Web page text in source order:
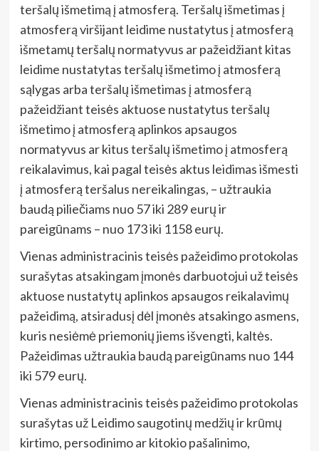
teršalų išmetimą į atmosferą. Teršalų išmetimas į
atmosferą viršijant leidime nustatytus į atmosferą
išmetamų teršalų normatyvus ar pažeidžiant kitas
leidime nustatytas teršalų išmetimo į atmosferą
sąlygas arba teršalų išmetimas į atmosferą
pažeidžiant teisės aktuose nustatytus teršalų
išmetimo į atmosferą aplinkos apsaugos
normatyvus ar kitus teršalų išmetimo į atmosferą
reikalavimus, kai pagal teisės aktus leidimas išmesti
į atmosferą teršalus nereikalingas, – užtraukia
baudą piliečiams nuo 57 iki 289 eurų ir
pareigūnams – nuo 173 iki 1158 eurų.
Vienas administracinis teisės pažeidimo protokolas
surašytas atsakingam įmonės darbuotojui už teisės
aktuose nustatytų aplinkos apsaugos reikalavimų
pažeidimą, atsiradusį dėl įmonės atsakingo asmens,
kuris nesiėmė priemonių jiems išvengti, kaltės.
Pažeidimas užtraukia baudą pareigūnams nuo 144
iki 579 eurų.
Vienas administracinis teisės pažeidimo protokolas
surašytas už Leidimo saugotinų medžių ir krūmų
kirtimo, persodinimo ar kitokio pašalinimo,